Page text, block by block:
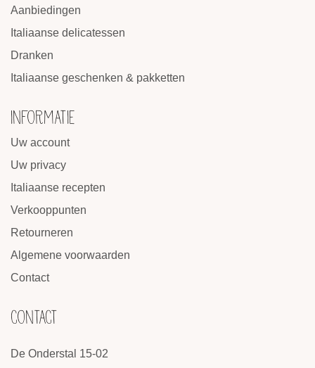
Aanbiedingen
Italiaanse delicatessen
Dranken
Italiaanse geschenken & pakketten
INFORMATIE
Uw account
Uw privacy
Italiaanse recepten
Verkooppunten
Retourneren
Algemene voorwaarden
Contact
CONTACT
De Onderstal 15-02